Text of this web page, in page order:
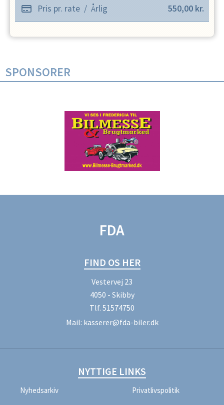
Pris pr. rate/ Årlig 550,00 kr.
SPONSORER
FDA
FIND OS HER
Vestervej 23
4050 - Skibby
Tlf. 51574750
Mail: kasserer@fda-biler.dk
NYTTIGE LINKS
Nyhedsarkiv Privatlivspolitik